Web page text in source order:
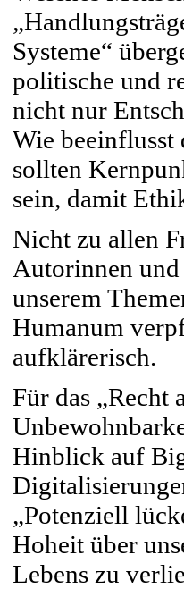
Systeme“
politische und
nicht nur
Wie
sollten
sein, damit
Nicht zu allen
Autorinnen und
unserem
Humanum
aufklärerisch.
Für das „Recht
Hinblick auf
„Potenziell
Hoheit über
Lebens zu